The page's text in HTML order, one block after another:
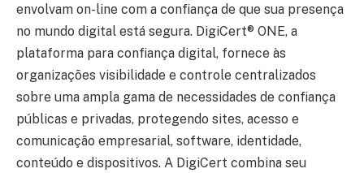
envolvam on-line com a confiança de que sua presença
no mundo digital está segura. DigiCert® ONE, a
plataforma para confiança digital, fornece às
organizações visibilidade e controle centralizados
sobre uma ampla gama de necessidades de confiança
públicas e privadas, protegendo sites, acesso e
comunicação empresarial, software, identidade,
conteúdo e dispositivos. A DigiCert combina seu